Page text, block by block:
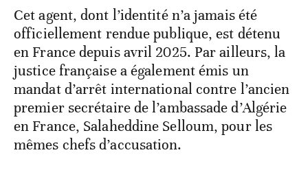
Cet agent, dont l’identité n’a jamais été
officiellement rendue publique, est détenu
en France depuis avril 2025. Par ailleurs, la
justice française a également émis un
mandat d’arrêt international contre l’ancien
premier secrétaire de l’ambassade d’Algérie
en France, Salaheddine Selloum, pour les
mêmes chefs d’accusation.